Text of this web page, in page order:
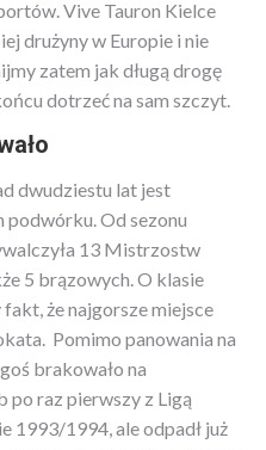
Vive Tauron Kielce
drużyny w Europie i nie
zatem jak długą drogę
dotrzeć na sam szczyt.
dwudziestu lat jest
podwórku. Od sezonu
13 Mistrzostw
5 brązowych. O klasie
że najgorsze miejsce
Pomimo panowania na
brakowało na
po raz pierwszy z Ligą
1993/1994, ale odpadł już